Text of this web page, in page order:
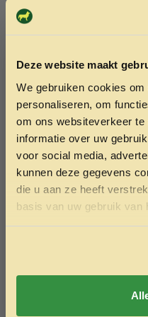
Deze website maakt
We gebruiken cookies
personaliseren, om
om ons websiteverkeer
informatie over uw
voor social media,
kunnen deze gegevens
die u aan ze heeft
basis van uw gebruik van
Y-tuig trail zwart XL
104cm nekomvang
ONTVANG
JE
Door je in te schrijven